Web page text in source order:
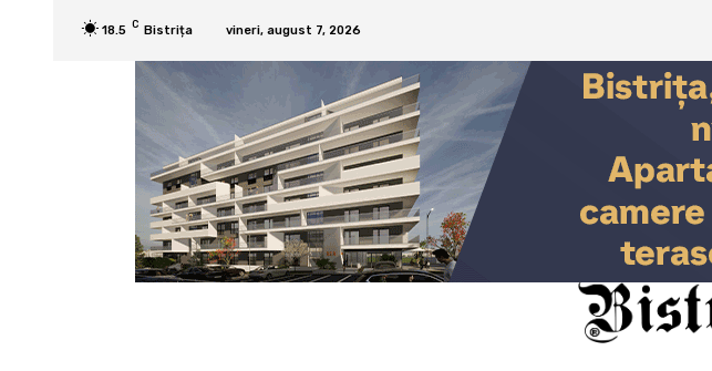
18.5 C Bistrița vineri, august 7, 2026